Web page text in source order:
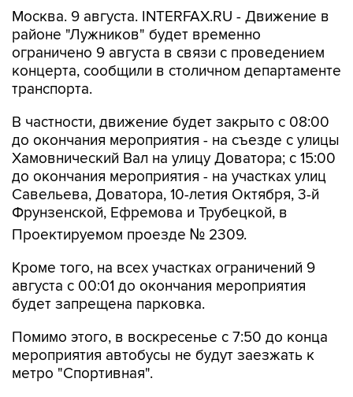
Москва. 9 августа. INTERFAX.RU - Движение в
районе "Лужников" будет временно
ограничено 9 августа в связи с проведением
концерта, сообщили в столичном департаменте
транспорта.
В частности, движение будет закрыто с 08:00
до окончания мероприятия - на съезде с улицы
Хамовнический Вал на улицу Доватора; с 15:00
до окончания мероприятия - на участках улиц
Савельева, Доватора, 10-летия Октября, 3-й
Фрунзенской, Ефремова и Трубецкой, в
Проектируемом проезде № 2309.
Кроме того, на всех участках ограничений 9
августа с 00:01 до окончания мероприятия
будет запрещена парковка.
Помимо этого, в воскресенье с 7:50 до конца
мероприятия автобусы не будут заезжать к
метро "Спортивная".